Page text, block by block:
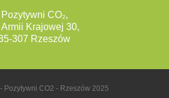
Pozytywni CO₂,
Armii Krajowej 30,
307 Rzeszów
Pozytywni CO2 - Rzeszów 2025